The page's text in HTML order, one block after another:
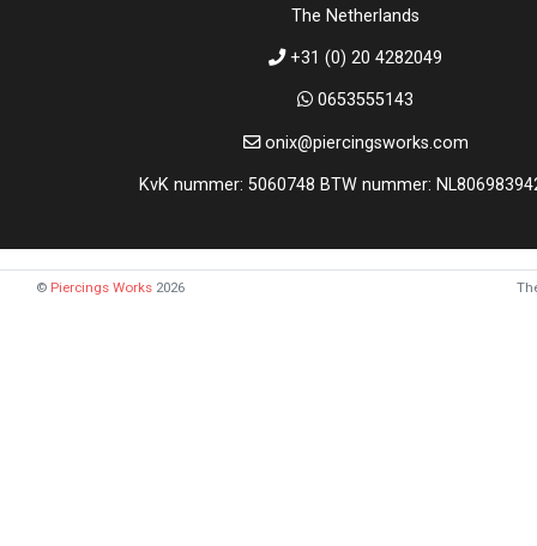
The Netherlands
+31 (0) 20 4282049
0653555143
onix@piercingsworks.com
KvK nummer: 5060748 BTW nummer:
© Piercings Works 2026